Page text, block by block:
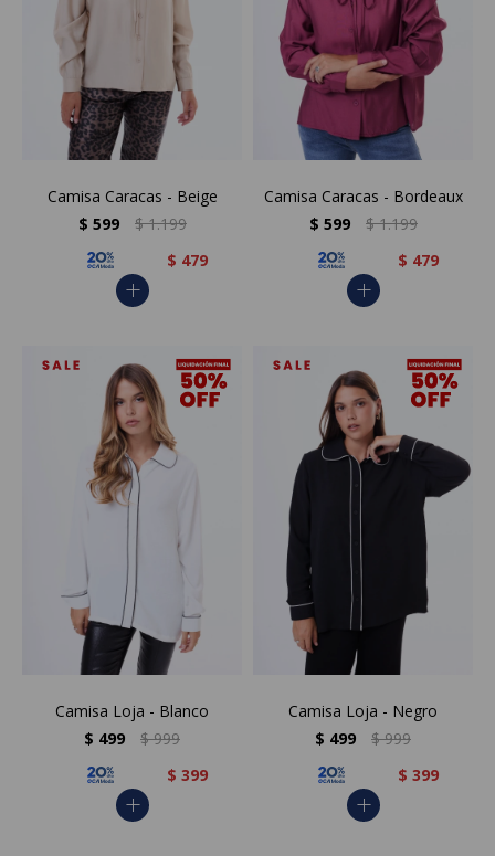
Camisa Caracas - Beige
$ 599 $ 1.199
$ 479
add
Camisa Caracas - Bordeaux
$ 599 $ 1.199
$ 479
add
Camisa Loja - Blanco
$ 499 $ 999
$ 399
add
Camisa Loja - Negro
$ 499 $ 999
$ 399
add